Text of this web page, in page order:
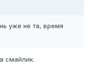
уже не та, время
смайлик.